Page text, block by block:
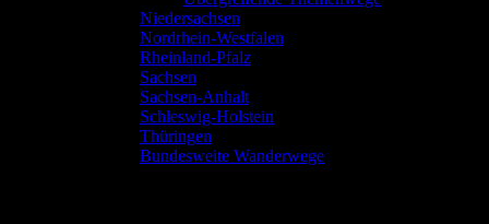
Niedersachsen
Nordrhein-Westfalen
Rheinland-Pfalz
Sachsen
Sachsen-Anhalt
Schleswig-Holstein
Thüringen
Bundesweite Wanderwege